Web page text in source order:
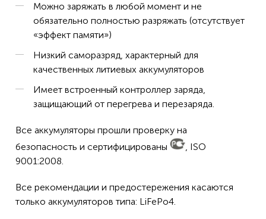
Можно заряжать в любой момент и не
обязательно полностью разряжать (отсутствует
«эффект памяти»)
Низкий саморазряд, характерный для
качественных литиевых аккумуляторов
Имеет встроенный контроллер заряда,
защищающий от перегрева и перезаряда.
Все аккумуляторы прошли проверку на
безопасность и сертифицированы
, ISO
9001:2008.
Все рекомендации и предостережения касаются
только аккумуляторов типа: LiFePo4.